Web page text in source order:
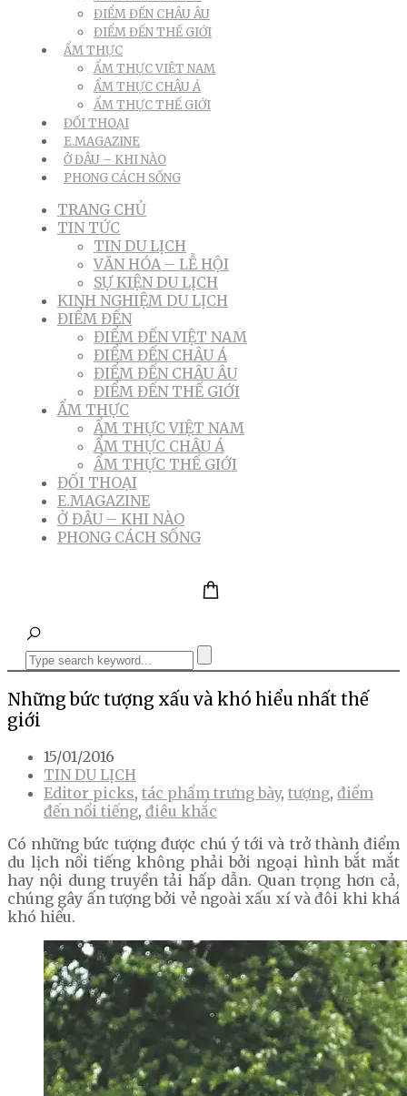
ĐIỂM ĐẾN CHÂU ÂU
ĐIỂM ĐẾN THẾ GIỚI
ẨM THỰC
ẨM THỰC VIỆT NAM
ẨM THỰC CHÂU Á
ẨM THỰC THẾ GIỚI
ĐỐI THOẠI
E.MAGAZINE
Ở ĐÂU – KHI NÀO
PHONG CÁCH SỐNG
TRANG CHỦ
TIN TỨC
TIN DU LỊCH
VĂN HÓA – LỄ HỘI
SỰ KIỆN DU LỊCH
KINH NGHIỆM DU LỊCH
ĐIỂM ĐẾN
ĐIỂM ĐẾN VIỆT NAM
ĐIỂM ĐẾN CHÂU Á
ĐIỂM ĐẾN CHÂU ÂU
ĐIỂM ĐẾN THẾ GIỚI
ẨM THỰC
ẨM THỰC VIỆT NAM
ẨM THỰC CHÂU Á
ẨM THỰC THẾ GIỚI
ĐỐI THOẠI
E.MAGAZINE
Ở ĐÂU – KHI NÀO
PHONG CÁCH SỐNG
Những bức tượng xấu và khó hiểu nhất thế
giới
15/01/2016
TIN DU LỊCH
Editor picks, tác phẩm trưng bày, tượng, điểm
đến nổi tiếng, điêu khắc
Có những bức tượng được chú ý tới và trở thành điểm
du lịch nổi tiếng không phải bởi ngoại hình bắt mắt
hay nội dung truyền tải hấp dẫn. Quan trọng hơn cả,
chúng gây ấn tượng bởi vẻ ngoài xấu xí và đôi khi khá
khó hiểu.